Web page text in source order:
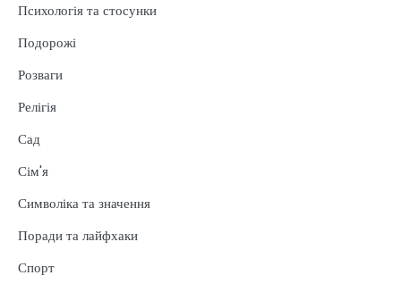
Психологія та стосунки
Подорожі
Розваги
Релігія
Сад
Сім'я
Символіка та значення
Поради та лайфхаки
Спорт